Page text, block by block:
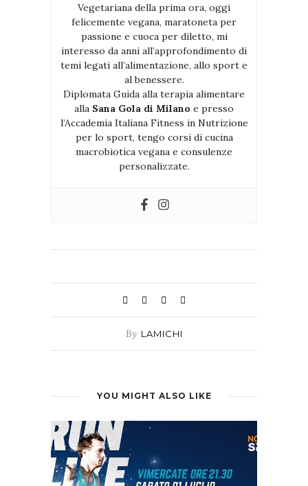
Vegetariana della prima ora, oggi
felicemente vegana, maratoneta per
passione e cuoca per diletto, mi
interesso da anni all’approfondimento di
temi legati all’alimentazione, allo sport e
al benessere.
Diplomata Guida alla terapia alimentare
alla Sana Gola di Milano e presso
l’Accademia Italiana Fitness in Nutrizione
per lo sport, tengo corsi di cucina
macrobiotica vegana e consulenze
personalizzate.
By LAMICHI
YOU MIGHT ALSO LIKE